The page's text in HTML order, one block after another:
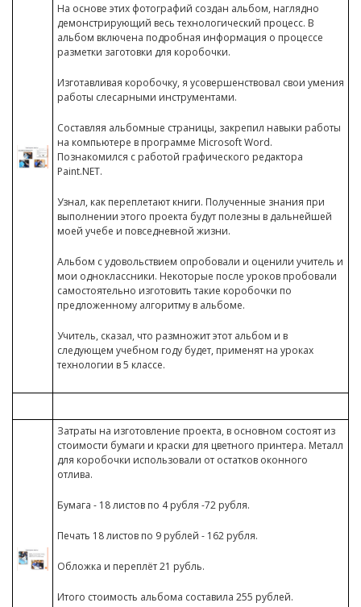
На основе этих фотографий создан альбом, наглядно
демонстрирующий весь технологический процесс. В
альбом включена подробная информация о процессе
разметки заготовки для коробочки.
Изготавливая коробочку, я усовершенствовал свои умения
работы слесарными инструментами.
Составляя альбомные страницы, закрепил навыки работы
на компьютере в программе Microsoft Word.
Познакомился с работой графического редактора
Paint.NET.
Узнал, как переплетают книги. Полученные знания при
выполнении этого проекта будут полезны в дальнейшей
моей учебе и повседневной жизни.
Альбом с удовольствием опробовали и оценили учитель и
мои одноклассники. Некоторые после уроков пробовали
самостоятельно изготовить такие коробочки по
предложенному алгоритму в альбоме.
Учитель, сказал, что размножит этот альбом и в
следующем учебном году будет, применят на уроках
технологии в 5 классе.
Затраты на изготовление проекта, в основном состоят из
стоимости бумаги и краски для цветного принтера. Металл
для коробочки использовали от остатков оконного
отлива.
Бумага - 18 листов по 4 рубля -72 рубля.
Печать 18 листов по 9 рублей - 162 рубля.
Обложка и переплёт 21 рубль.
Итого стоимость альбома составила 255 рублей.